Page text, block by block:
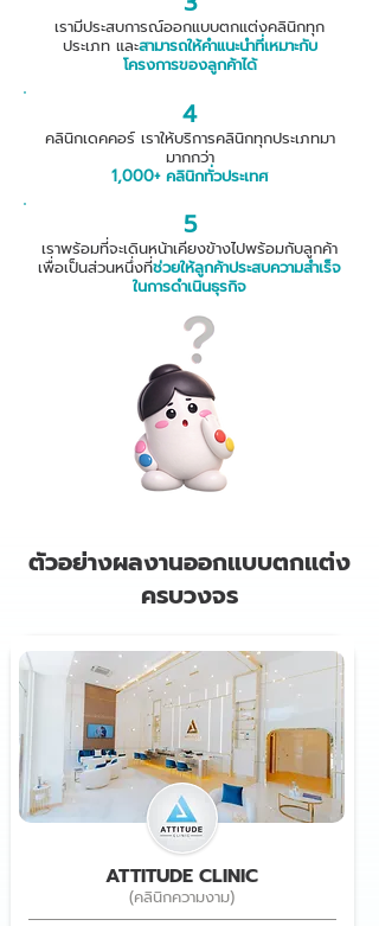
​เรามีประสบการณ์ออกแบบตกแต่งคลินิกทุก
ประเภท และสามารถให้คำแนะนำที่เหมาะกับ
โครงการของลูกค้าได้
4
คลินิกเดคคอร์ เราให้บริการคลินิกทุกประเภทมา
มากกว่า
1,000+ คลินิกทั่วประเทศ
5
เราพร้อมที่จะเดินหน้าเคียงข้างไปพร้อมกับลูกค้า
เพื่อเป็นส่วนหนึ่งที่ช่วยให้ลูกค้าประสบความสําเร็จ
ในการดำเนินธุรกิจ
ตัวอย่างผลงานออกแบบตกแต่ง
ครบวงจร
ATTITUDE CLINIC
(คลินิกความงาม)